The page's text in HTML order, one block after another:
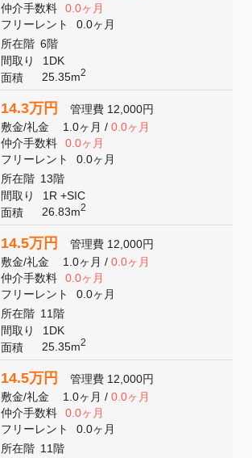
仲介手数料
0.0ヶ月
フリーレント
0.0ヶ月
所在階 6階
間取り
1DK
面積
25.35m2
14.3万円 管理費 12,000円
敷金/礼金 1.0ヶ月/ 0.0ヶ月
仲介手数料
0.0ヶ月
フリーレント
0.0ヶ月
所在階 13階
間取り
1R +SIC
面積
26.83m2
14.5万円 管理費 12,000円
敷金/礼金 1.0ヶ月/ 0.0ヶ月
仲介手数料
0.0ヶ月
フリーレント
0.0ヶ月
所在階 11階
間取り
1DK
面積
25.35m2
14.5万円 管理費 12,000円
敷金/礼金 1.0ヶ月/ 0.0ヶ月
仲介手数料
0.0ヶ月
フリーレント
0.0ヶ月
所在階 11階